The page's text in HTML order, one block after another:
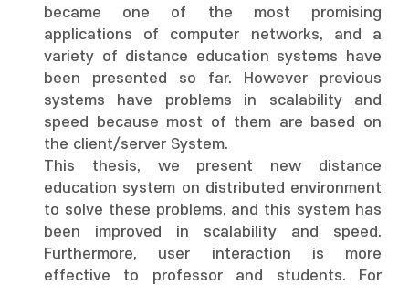
became one of the most promising
applications of computer networks, and a
variety of distance education systems have
been presented so far. However previous
systems have problems in scalability and
speed because most of them are based on
the client/server System.
This thesis, we present new distance
education system on distributed environment
to solve these problems, and this system has
been improved in scalability and speed.
Furthermore, user interaction is more
effective to professor and students. For